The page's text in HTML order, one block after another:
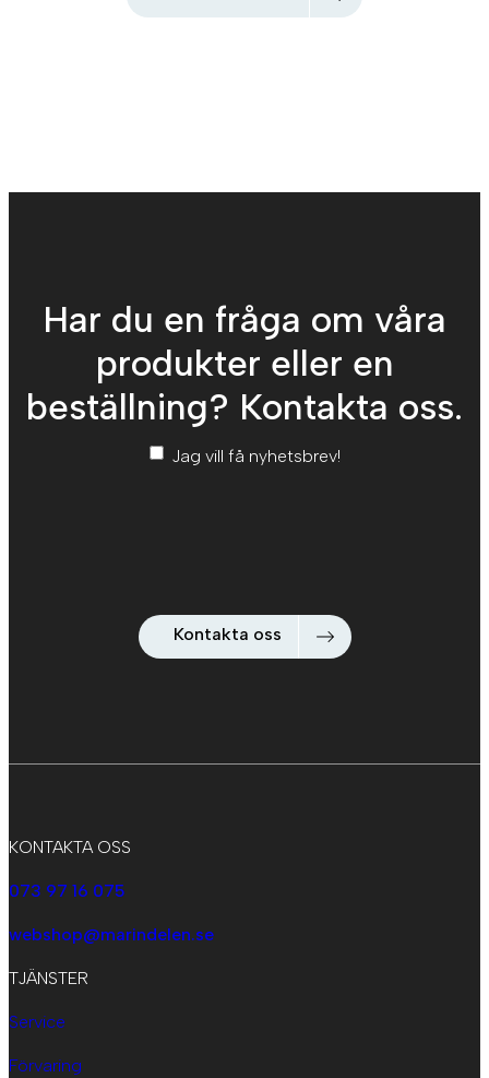
Har du en fråga om våra
produkter eller en
beställning? Kontakta oss.
Nyhetsbrev*
Jag vill få nyhetsbrev!
Kontakta oss
KONTAKTA OSS
073 97 16 075
webshop@marindelen.se
TJÄNSTER
Service
Förvaring